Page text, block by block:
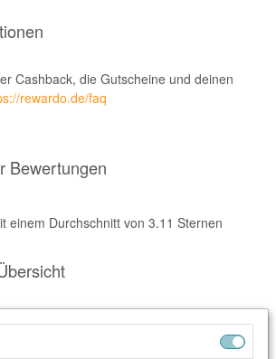
Boat
Cashback, die Gutscheine und deinen
rewardo.de/faq
Bewertungen
einem Durchschnitt von 3.11 Sternen